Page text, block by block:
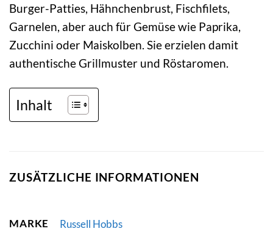
Burger-Patties, Hähnchenbrust, Fischfilets,
Garnelen, aber auch für Gemüse wie Paprika,
Zucchini oder Maiskolben. Sie erzielen damit
authentische Grillmuster und Röstaromen.
Inhalt
ZUSÄTZLICHE INFORMATIONEN
MARKE Russell Hobbs